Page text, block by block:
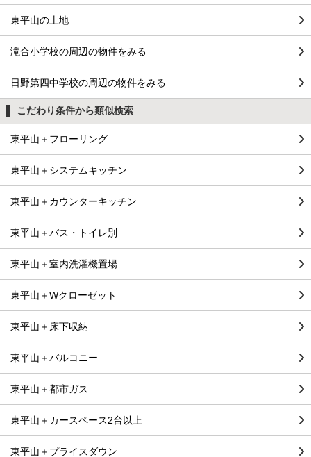
東平山の土地
滝合小学校の周辺の物件をみる
日野第四中学校の周辺の物件をみる
こだわり条件から類似検索
東平山＋フローリング
東平山＋システムキッチン
東平山＋カウンターキッチン
東平山＋バス・トイレ別
東平山＋室内洗濯機置場
東平山＋Wクローゼット
東平山＋床下収納
東平山＋バルコニー
東平山＋都市ガス
東平山＋カースペース2台以上
東平山＋プライスダウン